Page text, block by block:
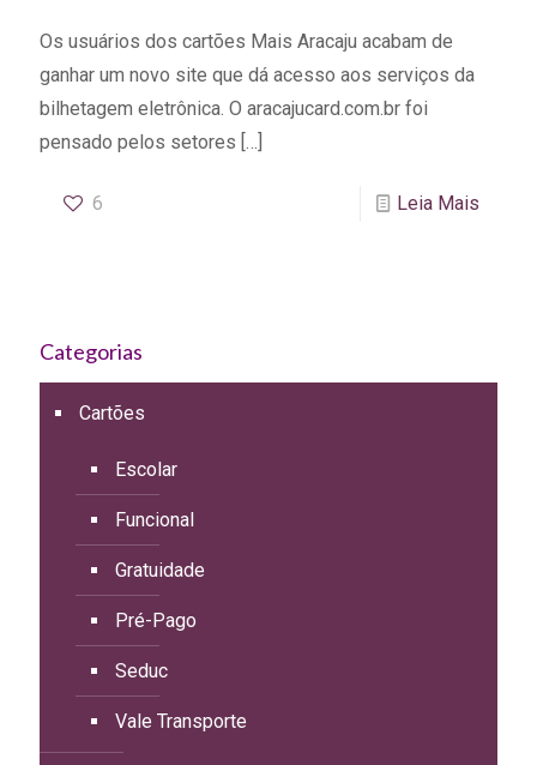
Os usuários dos cartões Mais Aracaju acabam de
ganhar um novo site que dá acesso aos serviços da
bilhetagem eletrônica. O aracajucard.com.br foi
pensado pelos setores […]
6 Leia Mais
Categorias
Cartões
Escolar
Funcional
Gratuidade
Pré-Pago
Seduc
Vale Transporte